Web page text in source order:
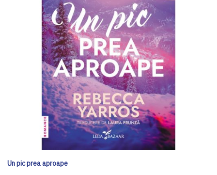
Un pic prea aproape